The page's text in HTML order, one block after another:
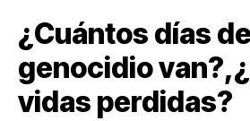
¿Cuántos días de
genocidio
vidas perdidas?